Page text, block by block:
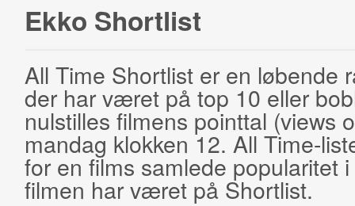
Ekko Shortlist
All Time Shortlist er en løbende
der har været på top 10 eller
nulstilles filmens pointtal (views
mandag klokken 12. All Time-
for en films samlede popularitet
filmen har været på Shortlist.